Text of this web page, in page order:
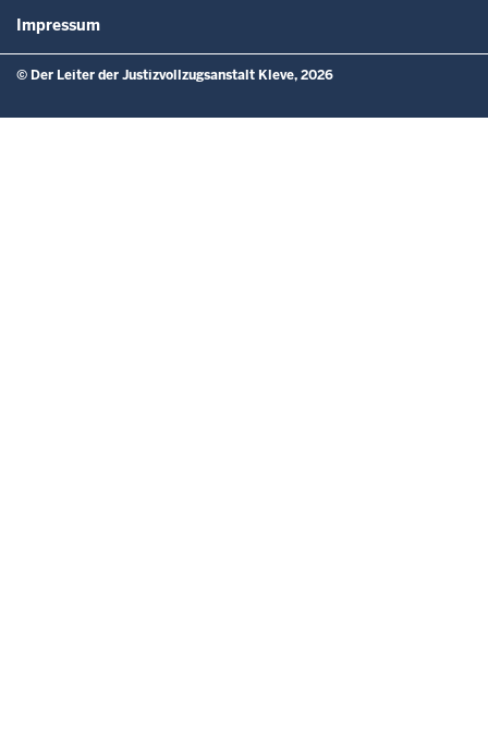
Impressum
© Der Leiter der Justizvollzugsanstalt Kleve, 2026